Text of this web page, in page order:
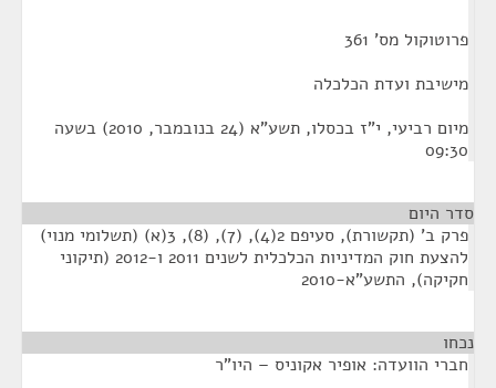
פרוטוקול מס' 361
מישיבת ועדת הכלכלה
מיום רביעי, י"ז בכסלו, תשע"א (24 בנובמבר, 2010) בשעה
09:30
סדר היום
פרק ב' (תקשורת), סעיפם 2(4), (7), (8), 3(א) (תשלומי מנוי)
להצעת חוק המדיניות הכלכלית לשנים 2011 ו-2012 (תיקוני
חקיקה), התשע"א-2010
נכחו
חברי הוועדה: אופיר אקוניס – היו"ר